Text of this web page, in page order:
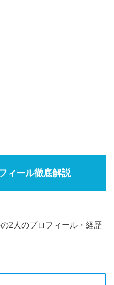
ィール徹底解説
2人のプロフィール・経歴